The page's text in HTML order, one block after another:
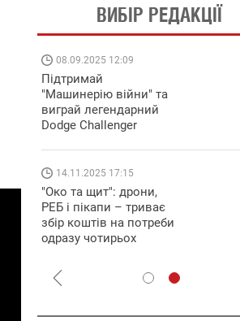
ВИБІР РЕДАКЦІЇ
08.09.2025 12:09
Підтримай
"Машинерію війни" та
виграй легендарний
Dodge Challenger
14.11.2025 17:15
"Око та щит": дрони,
РЕБ і пікапи – триває
збір коштів на потреби
одразу чотирьох